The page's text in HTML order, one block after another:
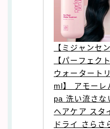
【ミジャンセ
【パーフェク
ウォータート
ml】 アモーレ
pa 洗い流さな
ヘアケア スタ
ドライ さらさ